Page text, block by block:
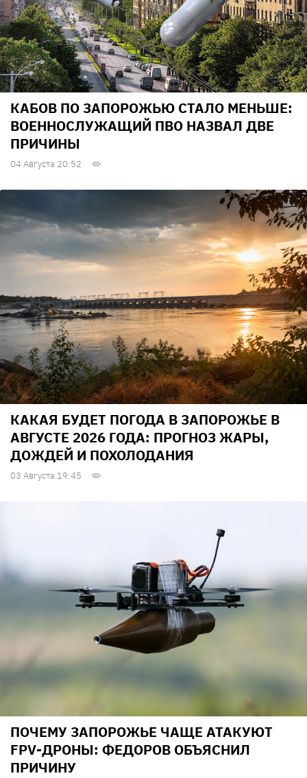
КАБОВ ПО ЗАПОРОЖЬЮ СТАЛО МЕНЬШЕ:
ВОЕННОСЛУЖАЩИЙ ПВО НАЗВАЛ ДВЕ
ПРИЧИНЫ
04 Августа 20:52
КАКАЯ БУДЕТ ПОГОДА В ЗАПОРОЖЬЕ В
АВГУСТЕ 2026 ГОДА: ПРОГНОЗ ЖАРЫ,
ДОЖДЕЙ И ПОХОЛОДАНИЯ
03 Августа 19:45
ПОЧЕМУ ЗАПОРОЖЬЕ ЧАЩЕ АТАКУЮТ
FPV-ДРОНЫ: ФЕДОРОВ ОБЪЯСНИЛ
ПРИЧИНУ